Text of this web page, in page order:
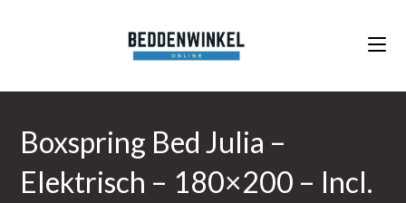
Boxspring Bed Julia –
Elektrisch – 180×200 – Incl.